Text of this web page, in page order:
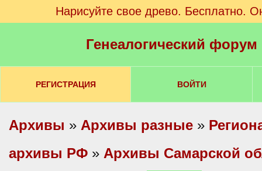
Нарисуйте свое древо. Бесплатно.
Генеалогический
РЕГИСТРАЦИЯ ВОЙТИ
Архивы » Архивы разные »
архивы РФ » Архивы Самарской